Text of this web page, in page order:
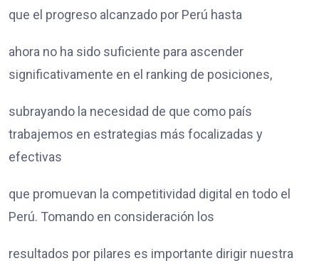
que el progreso alcanzado por Perú hasta
ahora no ha sido suficiente para ascender
significativamente en el ranking de posiciones,
subrayando la necesidad de que como país
trabajemos en estrategias más focalizadas y
efectivas
que promuevan la competitividad digital en todo el
Perú. Tomando en consideración los
resultados por pilares es importante dirigir nuestra